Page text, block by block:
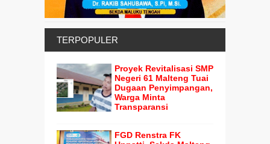
TERPOPULER
Proyek Revitalisasi SMP
Negeri 61 Malteng Tuai
Dugaan Penyimpangan,
Warga Minta
Transparansi
FGD Renstra FK